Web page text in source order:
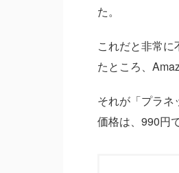
た。
これだと非常
たところ、
それが「プラネ
価格は、990円